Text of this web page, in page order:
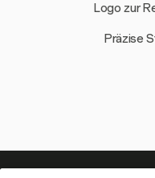
Logo zur
Präzise